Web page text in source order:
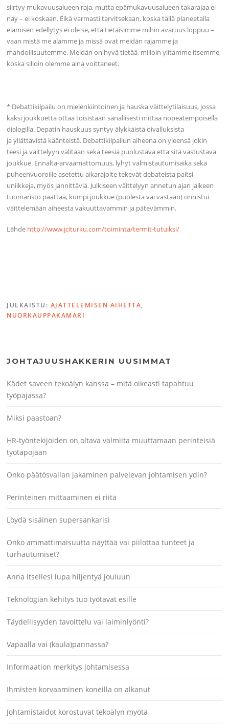
siirtyy mukavuusalueen raja, mutta epämukavuusalueen takarajaa ei
näy – ei koskaan. Eikä varmasti tarvitsekaan, koska tällä planeetalla
elämisen edellytys ei ole se, että tietäisimme mihin avaruus loppuu –
vaan mistä me alamme ja missä ovat meidän rajamme ja
mahdollisuutemme. Meidän on hyvä tietää, milloin ylitämme itsemme,
koska silloin olemme aina voittaneet.
* Debattikilpailu on mielenkiintoinen ja hauska väittelytilaisuus, jossa
kaksi joukkuetta ottaa toisistaan sanallisesti mittaa nopeatempoisella
dialogilla. Depatin hauskuus syntyy älykkäistä oivalluksista
ja yllättävistä käänteistä. Debattikilpailun aiheena on yleensä jokin
teesi ja väittelyyn valitaan sekä teesiä puolustava että sitä vastustava
joukkue. Ennalta-arvaamattomuus, lyhyt valmistautumisaika sekä
puheenvuoroille asetettu aikarajoite tekevät debateista paitsi
uniikkeja, myös jännittäviä. Julkiseen väittelyyn annetun ajan jälkeen
tuomaristo päättää, kumpi joukkue (puolesta vai vastaan) onnistui
väittelemään aiheesta vakuuttavammin ja pätevämmin.
Lähde http://www.jciturku.com/toiminta/termit-tutuiksi/
JULKAISTU: AJATTELEMISEN AIHETTA,
NUORKAUPPAKAMARI
JOHTAJUUSHAKKERIN UUSIMMAT
Kädet saveen tekoälyn kanssa – mitä oikeasti tapahtuu
työpajassa?
Miksi paastoan?
HR-työntekijöiden on oltava valmiita muuttamaan perinteisiä
työtapojaan
Onko päätösvallan jakaminen palvelevan johtamisen ydin?
Perinteinen mittaaminen ei riitä
Löydä sisäinen supersankarisi
Onko ammattimaisuutta näyttää vai piilottaa tunteet ja
turhautumiset?
Anna itsellesi lupa hiljentyä jouluun
Teknologian kehitys tuo työtavat esille
Täydellisyyden tavoittelu vai laiminlyönti?
Vapaalla vai (kaula)pannassa?
Informaation merkitys johtamisessa
Ihmisten korvaaminen koneilla on alkanut
Johtamistaidot korostuvat tekoälyn myötä